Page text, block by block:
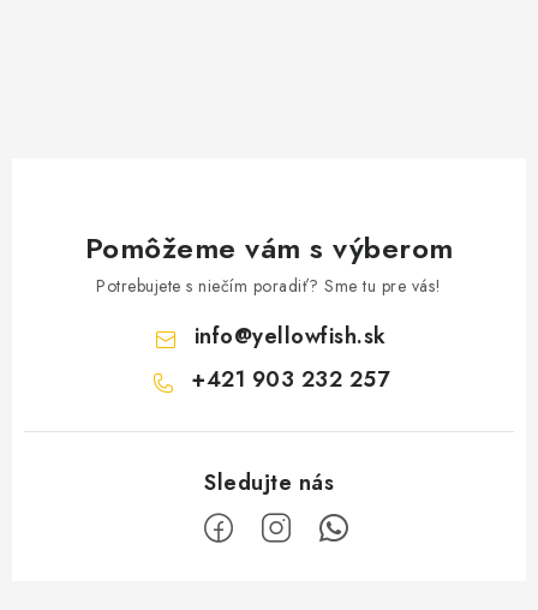
Pomôžeme vám s výberom
Potrebujete s niečím poradiť? Sme tu pre vás!
info@yellowfish.sk
+421 903 232 257